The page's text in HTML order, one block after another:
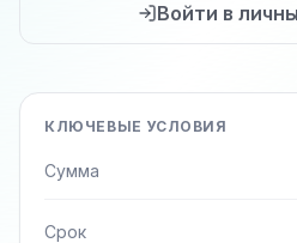
Войти в
КЛЮЧЕВЫЕ УСЛОВИЯ
Сумма
Срок